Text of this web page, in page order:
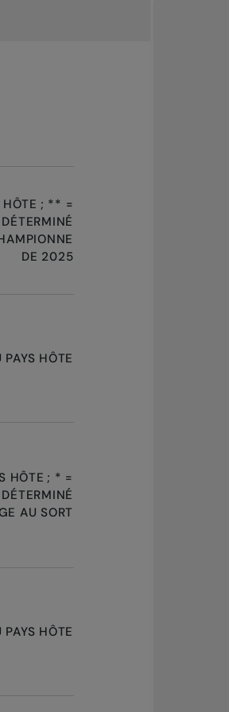
HÔTE ; ** =
DE 2025
HÔTE
HÔTE ; * =
AU SORT
HÔTE